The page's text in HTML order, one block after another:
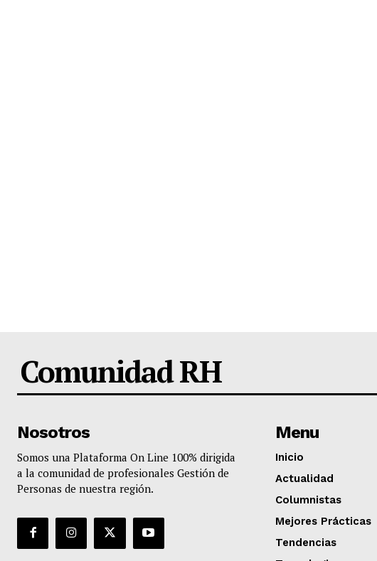
Comunidad RH
Nosotros
Somos una Plataforma On Line 100% dirigida
a la comunidad de profesionales Gestión de
Personas de nuestra región.
Menu
Inicio
Actualidad
Columnistas
Mejores Prácticas
Tendencias